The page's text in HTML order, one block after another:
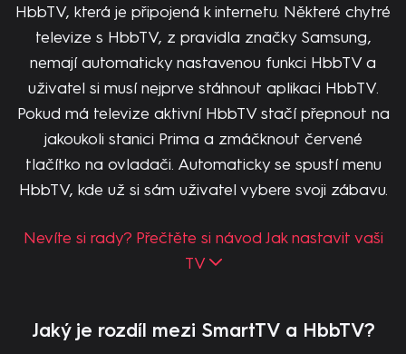
HbbTV, která je připojená k internetu. Některé chytré
televize s HbbTV, z pravidla značky Samsung,
nemají automaticky nastavenou funkci HbbTV a
uživatel si musí nejprve stáhnout aplikaci HbbTV.
Pokud má televize aktivní HbbTV stačí přepnout na
jakoukoli stanici Prima a zmáčknout červené
tlačítko na ovladači. Automaticky se spustí menu
HbbTV, kde už si sám uživatel vybere svoji zábavu.
Nevíte si rady? Přečtěte si návod Jak nastavit vaši
TV
Jaký je rozdíl mezi SmartTV a HbbTV?